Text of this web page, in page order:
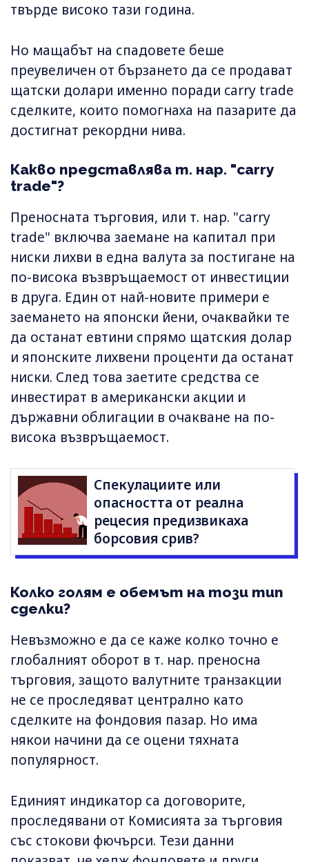
твърде високо тази година.
Но мащабът на спадовете беше
преувеличен от бързането да се продават
щатски долари именно поради carry trade
сделките, които помогнаха на пазарите да
достигнат рекордни нива.
Какво представлява т. нар. "carry
trade"?
Преносната търговия, или т. нар. "carry
trade" включва заемане на капитал при
ниски лихви в една валута за постигане на
по-висока възвръщаемост от инвестиции
в друга. Един от най-новите примери е
заемането на японски йени, очаквайки те
да останат евтини спрямо щатския долар
и японските лихвени проценти да останат
ниски. След това заетите средства се
инвестират в американски акции и
държавни облигации в очакване на по-
висока възвръщаемост.
Спекулациите или
опасността от реална
рецесия предизвикаха
борсовия срив?
Колко голям е обемът на този тип
сделки?
Невъзможно е да се каже колко точно е
глобалният оборот в т. нар. преносна
търговия, защото валутните транзакции
не се проследяват централно като
сделките на фондовия пазар. Но има
някои начини да се оцени тяхната
популярност.
Единият индикатор са договорите,
проследявани от Комисията за търговия
със стокови фючърси. Тези данни